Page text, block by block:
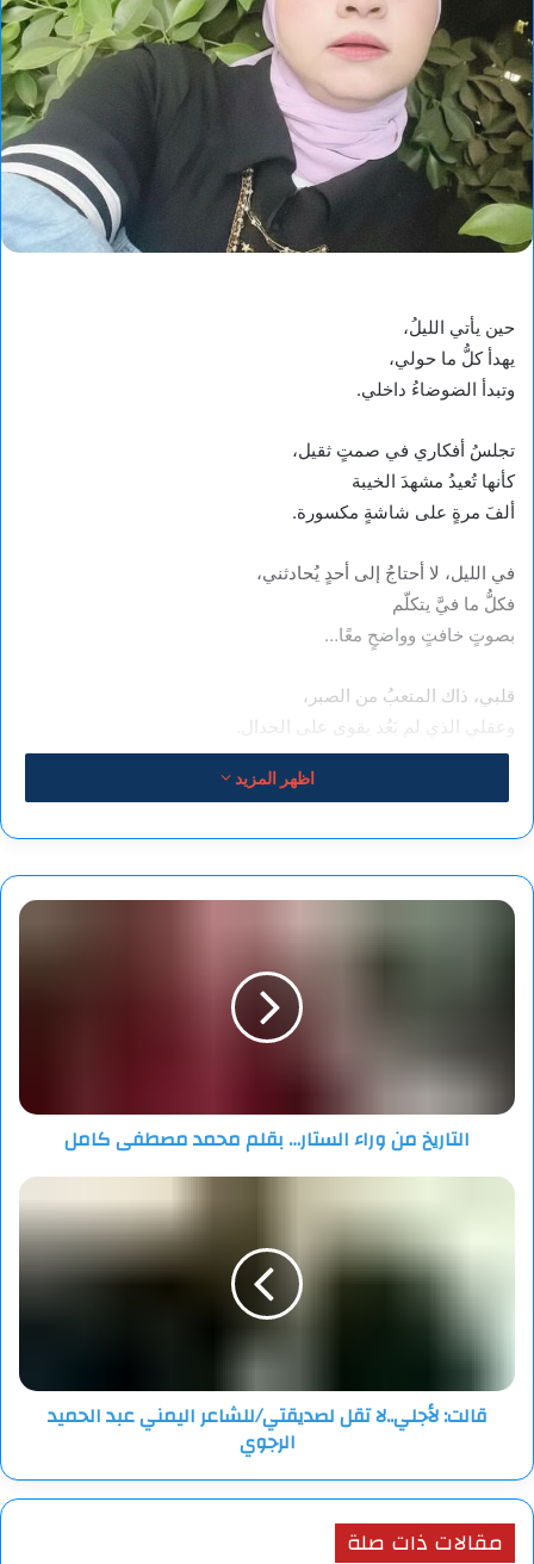
حين يأتي الليلُ،
يهدأ كلُّ ما حولي،
وتبدأ الضوضاءُ داخلي.
تجلسُ أفكاري في صمتٍ ثقيل،
كأنها تُعيدُ مشهدَ الخيبة
ألفَ مرةٍ على شاشةٍ مكسورة.
في الليل، لا أحتاجُ إلى أحدٍ يُحادثني،
فكلُّ ما فيَّ يتكلّم
بصوتٍ خافتٍ وواضحٍ معًا…
قلبي، ذاك المتعبُ من الصبر،
وعقلي الذي لم يَعُد يقوى على الجدال.
وأهمسُ لها:
اظهر المزيد
التاريخ
مصطفى
التاريخ من وراء الستار… بقلم محمد مصطفى كامل
قالت:
لصديقتي/
الرجوي
قالت: لأجلي..لا تقل لصديقتي/للشاعر اليمني عبد الحميد
الرجوي
مقالات ذات صلة